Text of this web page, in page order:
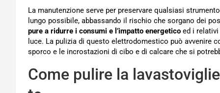
La manutenzione serve per preservare qualsiasi
lungo possibile, abbassando il rischio che sorgano dei
pure a ridurre i consumi e l’impatto energetico ed i
luce. La pulizia di questo elettrodomestico può avvenire
sporco e le incrostazioni di cibo e di calcare che si
Come pulire la